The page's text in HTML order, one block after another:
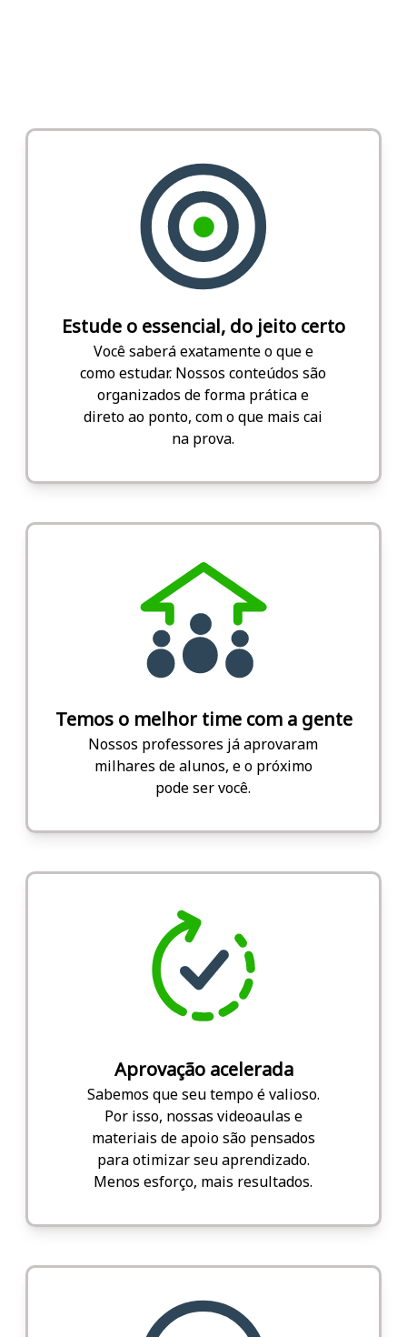
Estude o essencial, do jeito certo
Você saberá exatamente o que e
como estudar. Nossos conteúdos são
organizados de forma prática e
direto ao ponto, com o que mais cai
na prova.
Temos o melhor time com a gente
Nossos professores já aprovaram
milhares de alunos, e o próximo
pode ser você.
Aprovação acelerada
Sabemos que seu tempo é valioso.
Por isso, nossas videoaulas e
materiais de apoio são pensados
para otimizar seu aprendizado.
Menos esforço, mais resultados.